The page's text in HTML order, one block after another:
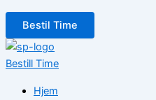
Bestil Time
Bestill Time
Hjem